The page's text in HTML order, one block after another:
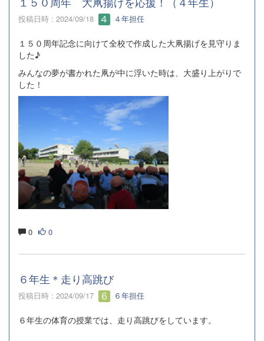
投稿日時 : 2024/09/18 ４年担任
１５０周年記念に向けて全校で作成した大凧揚げを見守りま
した♪
みんなの夢が書かれた凧が中に浮いた時は、大盛り上がりで
した！
0 0
６年生＊走り高跳び
投稿日時 : 2024/09/17 ６年担任
６年生の体育の授業では、走り高跳びをしています。